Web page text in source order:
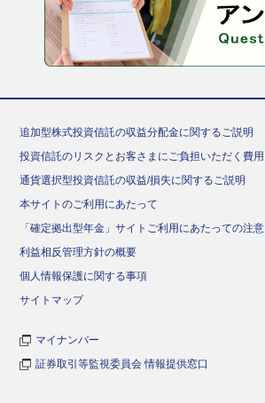
追加型株式投資信託の収益分配金に関するご説明
投資信託のリスクとお客さまにご負担いただく費
通貨選択型投資信託の収益/損失に関するご説明
本サイトのご利用にあたって
「確定拠出型年金」サイトご利用にあたっての注意
利益相反管理方針の概要
個人情報保護に関する事項
サイトマップ
マイナンバー
証券取引等監視委員会 情報提供窓口